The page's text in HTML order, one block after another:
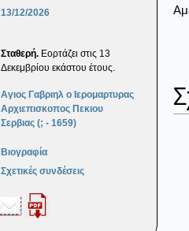
13/12/2026
Σταθερή. Εορτάζει στις 13
Δεκεμβρίου εκάστου έτους.
Αγιος Γαβριηλ ο Ιερομαρτυρας
Αρχιεπισκοπος Πεκιου
Σερβιας (; - 1659)
Βιογραφία
Σχετικές συνδέσεις